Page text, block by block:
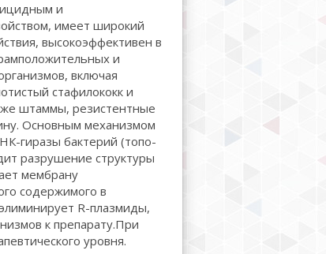
и
имеет широкий
высокоэффективен в
и
включая
стафилококк и
штаммы, резистентные
Основным механизмом
гиразы бактерий (топо-
разрушение структуры
мембрану
содержимого в
R-плазмиды,
к препарату.При
уровня.